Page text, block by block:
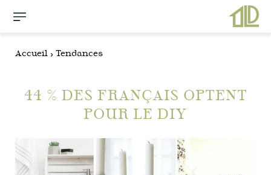
Accueil Tendances
44 % DES FRANÇAIS OPTENT
POUR LE DIY